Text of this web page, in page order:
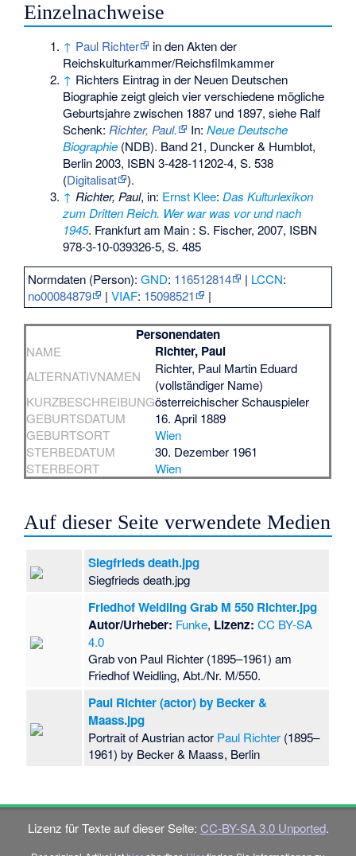
Einzelnachweise
↑ Paul Richter
in den Akten der
Reichskulturkammer/Reichsfilmkammer
↑ Richters Eintrag in der Neuen Deutschen
Biographie zeigt gleich vier verschiedene mögliche
Geburtsjahre zwischen 1887 und 1897, siehe Ralf
Schenk:Richter, Paul. In:Neue Deutsche
Biographie (NDB). Band 21, Duncker & Humblot,
Berlin 2003, ISBN 3-428-11202-4, S. 538
(Digitalisat
).
↑ Richter, Paul, in: Ernst Klee:Das Kulturlexikon
zum Dritten Reich. Wer war was vor und nach
1945. Frankfurt am Main : S. Fischer, 2007, ISBN
978-3-10-039326-5, S. 485
Normdaten (Person):GND: 116512814 | LCCN:
no00084879
|VIAF: 15098521 |
Personendaten
NAME Richter, Paul
ALTERNATIVNAMEN
Richter, Paul Martin Eduard
(vollständiger Name)
KURZBESCHREIBUNGösterreichischer Schauspieler
GEBURTSDATUM
16. April 1889
GEBURTSORT
Wien
STERBEDATUM
30. Dezember 1961
STERBEORT
Wien
Auf dieser Seite verwendete Medien
Siegfrieds death.jpg
Siegfrieds death.jpg
Friedhof Weidling Grab M 550 Richter.jpg
Autor/Urheber: Funke, Lizenz: CC BY-SA
4.0
Grab von Paul Richter (1895–1961) am
Friedhof Weidling, Abt./Nr. M/550.
Paul Richter (actor) by Becker &
Maass.jpg
Portrait of Austrian actor Paul Richter (1895–
1961) by Becker & Maass, Berlin
Lizenz für Texte auf dieser Seite: CC-BY-SA 3.0 Unported.